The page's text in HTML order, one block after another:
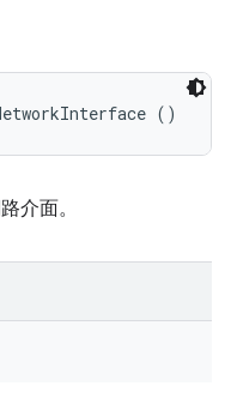
()
介面。